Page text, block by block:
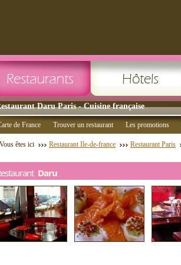
Daru Paris - Cuisine française
de France Trouver un restaurant Les promotions
Vous êtes ici Restaurant Ile-de-france Restaurant Paris
Daru